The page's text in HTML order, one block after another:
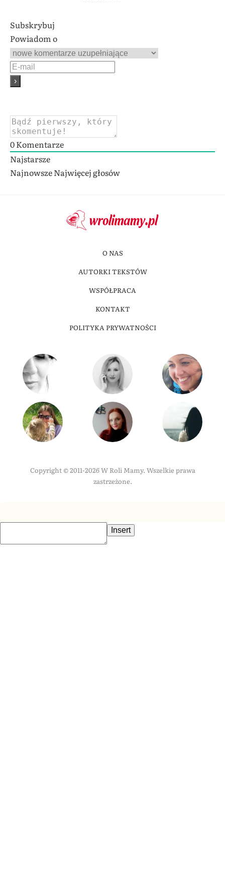
Subskrybuj
Powiadom o
0Komentarze
Najstarsze
NajnowszeNajwięcej głosów
O NAS
AUTORKI TEKSTÓW
WSPÓŁPRACA
KONTAKT
POLITYKA PRYWATNOŚCI
Copyright © 2011-2026 W Roli Mamy. Wszelkie prawa
zastrzeżone.
Insert